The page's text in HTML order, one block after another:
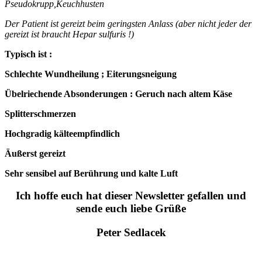
Pseudokrupp,Keuchhusten
Der Patient ist gereizt beim geringsten Anlass (aber nicht jeder der
gereizt ist braucht Hepar sulfuris !)
Typisch ist :
Schlechte Wundheilung ; Eiterungsneigung
Übelriechende Absonderungen : Geruch nach altem Käse
Splitterschmerzen
Hochgradig kälteempfindlich
Äußerst gereizt
Sehr sensibel auf Berührung und kalte Luft
Ich hoffe euch hat dieser Newsletter gefallen und
sende euch liebe Grüße
Peter Sedlacek